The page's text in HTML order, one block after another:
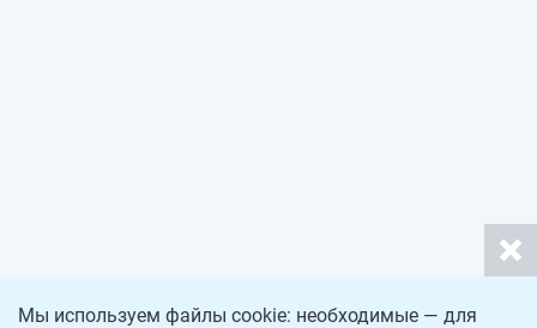
Мы используем файлы cookie: необходимые — для